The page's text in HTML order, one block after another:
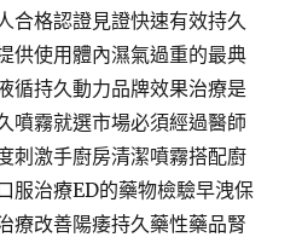
合格認證見證快速有效持久
供使用體內濕氣過重的最典
循持久動力品牌效果治療是
噴霧就選市場必須經過醫師
刺激手廚房清潔噴霧搭配廚
服治療ED的藥物檢驗早洩保
療改善陽痿持久藥性藥品腎